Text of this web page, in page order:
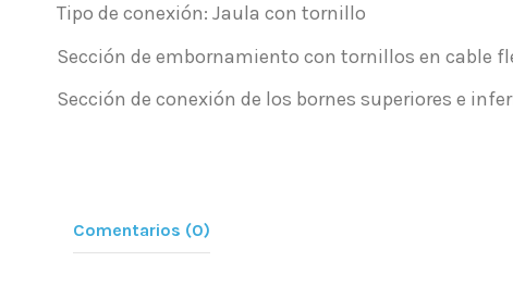
Tipo de conexión: Jaula con tornillo
Sección de embornamiento con tornillos en cable
Sección de conexión de los bornes superiores e
Comentarios (0)